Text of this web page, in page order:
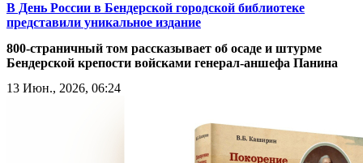
В День России в Бендерской городской библиотеке
представили уникальное издание
800-страничный том рассказывает об осаде и штурме
Бендерской крепости войсками генерал-аншефа Панина
13 Июн., 2026, 06:24